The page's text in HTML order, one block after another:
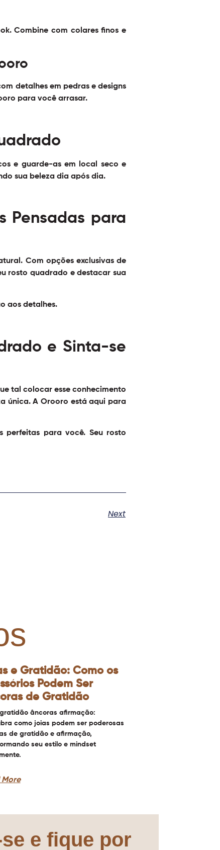
Combine com colares finos e
detalhes em pedras e designs
para você arrasar.
e guarde-as em local seco e
sua beleza dia após dia.
Pensadas para
Com opções exclusivas de
rosto quadrado e destacar sua
aos detalhes.
e Sinta-se
tal colocar esse conhecimento
única. A Orooro está aqui para
perfeitas para você. Seu rosto
Next
e Gratidão: Como os
Podem Ser
de Gratidão
âncoras afirmação:
como joias podem ser poderosas
de gratidão e afirmação,
seu estilo e mindset
More
e fique por